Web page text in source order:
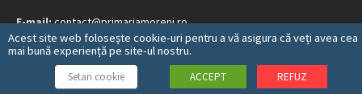
E-mail:contact@primariamoreni.ro
Mai multe detalii…
Acest site web folosește cookie-uri pentru a vă asigura că veți avea cea
mai bună experiență pe site-ul nostru.
Setari cookie ACCEPT REFUZ